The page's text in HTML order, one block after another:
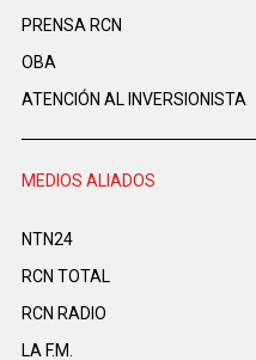
PRENSA RCN
OBA
ATENCIÓN AL INVERSIONISTA
MEDIOS ALIADOS
NTN24
RCN TOTAL
RCN RADIO
LA F.M.